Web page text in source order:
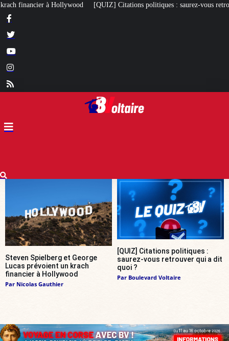
Citations politiques : saurez-vous retrouver qui a dit quoi ? À 97 ans, le
Steven Spielberg et George
Lucas prévoient un krach
financier à Hollywood
Par Nicolas Gauthier
[QUIZ] Citations politiques :
saurez-vous retrouver qui a dit
quoi ?
Par Boulevard Voltaire